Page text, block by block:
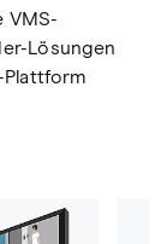
VMS-
Lösungen
Plattform